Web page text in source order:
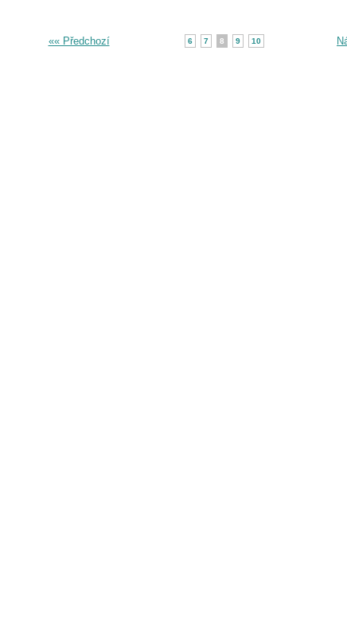
«« Předchozí 6 7 8 9 10